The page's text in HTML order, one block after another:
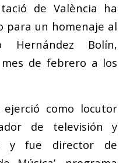
de València ha
para un homenaje al
Hernández Bolín,
de febrero a los
ejerció como locutor
de televisión y
y fue director de